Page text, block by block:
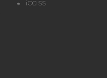
iCCISS